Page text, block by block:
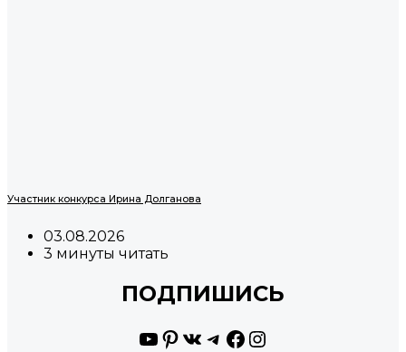
Участник конкурса Ирина Долганова
03.08.2026
3 минуты читать
ПОДПИШИСЬ
YouTube
Pinterest
ВКонтакте
Telegram
Facebook
Instagram